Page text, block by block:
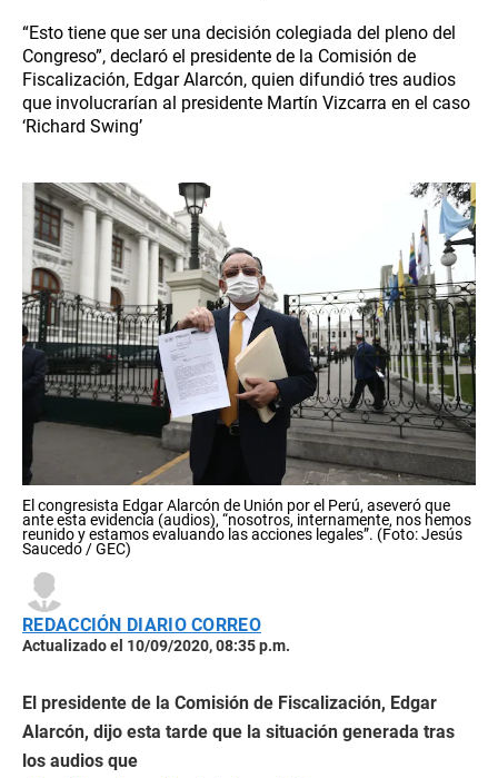
“Esto tiene que ser una decisión colegiada del pleno del
Congreso”, declaró el presidente de la Comisión de
Fiscalización, Edgar Alarcón, quien difundió tres audios
que involucrarían al presidente Martín Vizcarra en el caso
‘Richard Swing’
El congresista Edgar Alarcón de Unión por el Perú, aseveró que
ante esta evidencia (audios), “nosotros, internamente, nos hemos
reunido y estamos evaluando las acciones legales”. (Foto: Jesús
Saucedo / GEC)
REDACCIÓN DIARIO CORREO
Actualizado el 10/09/2020, 08:35 p.m.
El presidente de la Comisión de Fiscalización, Edgar
Alarcón, dijo esta tarde que la situación generada tras
los audios que